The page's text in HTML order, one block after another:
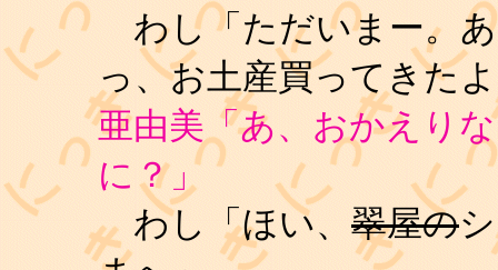
わし「ただいまー。
っ、お土産買ってきた
亜由美「あ、おかえり
に？」
わし「ほい、 翠屋の